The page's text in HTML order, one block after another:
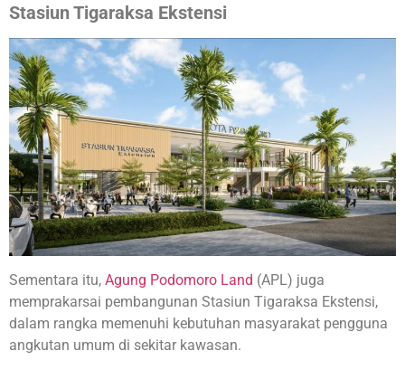
Stasiun Tigaraksa Ekstensi
Sementara itu, Agung Podomoro Land (APL) juga
memprakarsai pembangunan Stasiun Tigaraksa Ekstensi,
dalam rangka memenuhi kebutuhan masyarakat pengguna
angkutan umum di sekitar kawasan.